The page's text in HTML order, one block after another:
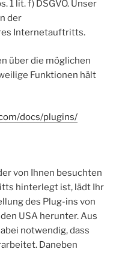
1 lit. f) DSGVO. Unser
der
Internetauftritts.
über die möglichen
Funktionen hält
docs/plugins/
von Ihnen besuchten
hinterlegt ist, lädt Ihr
des Plug-ins von
USA herunter. Aus
notwendig, dass
Daneben